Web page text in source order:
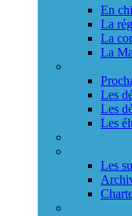
En
La
La
La
Les
Les
Les
Les